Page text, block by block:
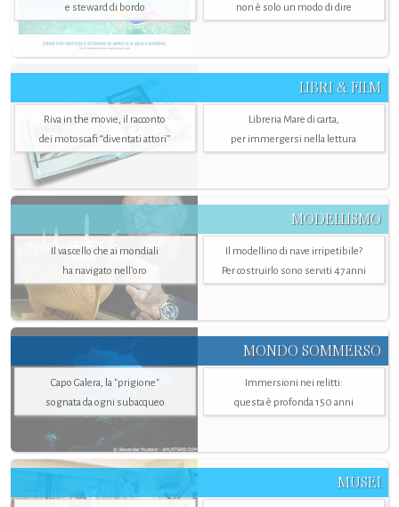
e steward di bordo
non è solo un modo di dire
LIBRI & FILM
Riva in the movie, il racconto
dei motoscafi “diventati attori”
Libreria Mare di carta,
per immergersi nella lettura
MODELLISMO
Il vascello che ai mondiali
ha navigato nell’oro
Il modellino di nave irripetibile?
Per costruirlo sono serviti 47 anni
MONDO SOMMERSO
Capo Galera, la "prigione"
sognata da ogni subacqueo
Immersioni nei relitti:
questa è profonda 150 anni
MUSEI